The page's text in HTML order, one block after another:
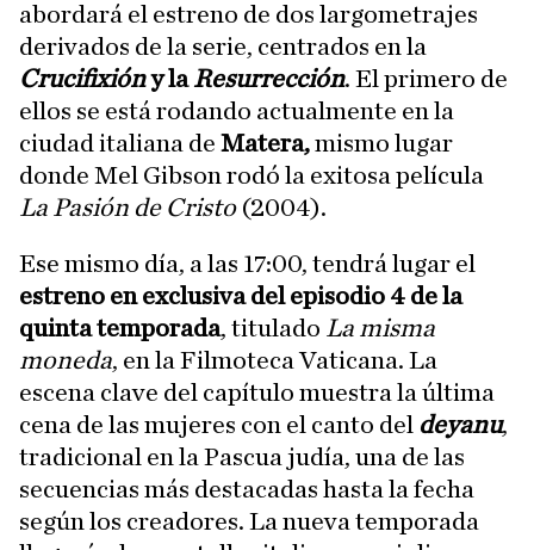
abordará el estreno de dos largometrajes
derivados de la serie, centrados en la
Crucifixióny laResurrección. El primero de
ellos se está rodando actualmente en la
ciudad italiana de Matera,mismo lugar
donde Mel Gibson rodó la exitosa película
La Pasión de Cristo(2004).
Ese mismo día, a las 17:00, tendrá lugar el
estreno en exclusiva del episodio 4 de la
quinta temporada, titulado La misma
moneda, en la Filmoteca Vaticana. La
escena clave del capítulo muestra la última
cena de las mujeres con el canto del deyanu,
tradicional en la Pascua judía, una de las
secuencias más destacadas hasta la fecha
según los creadores. La nueva temporada